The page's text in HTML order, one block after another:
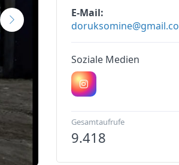
E-Mail
Soziale Medien
Gesamtaufrufe
9.418